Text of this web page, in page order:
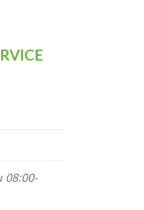
08:00-